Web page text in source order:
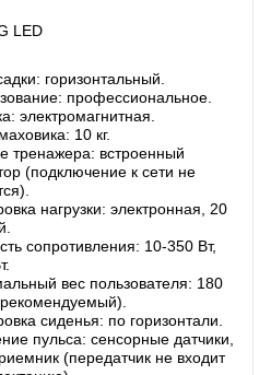
LED
горизонтальный.
профессиональное.
электромагнитная.
10 кг.
тренажера: встроенный
(подключение к сети не
нагрузки: электронная, 20
сопротивления: 10-350 Вт,
вес пользователя: 180
сиденья: по горизонтали.
пульса: сенсорные датчики,
(передатчик не входит